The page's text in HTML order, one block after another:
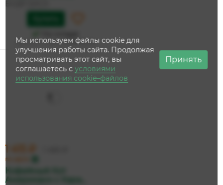
Дата доставки:12 августа
1 415 ₽
по карте
Кофейный Кот
Американо с Кара...
Мы используем файлы cookie для
улучшения работы сайта. Продолжая
просматривать этот сайт, вы
соглашаетесь сусловиями
использования cookie–файлов
Принять